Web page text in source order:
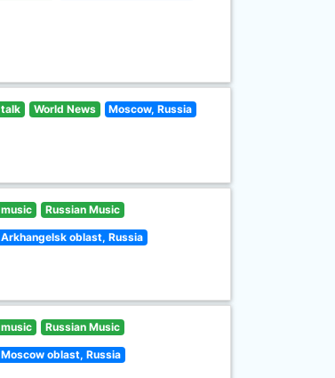
talk World News Moscow, Russia
music Russian Music
Arkhangelsk oblast, Russia
music Russian Music
Moscow oblast, Russia